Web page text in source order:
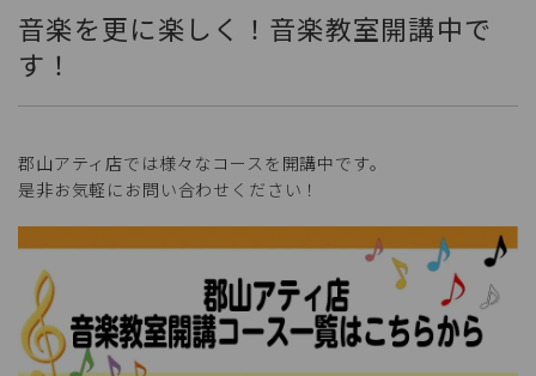
音楽を更に楽しく！音楽教室開講中で
す！
郡山アティ店では様々なコースを開講中です。
是非お気軽にお問い合わせください！